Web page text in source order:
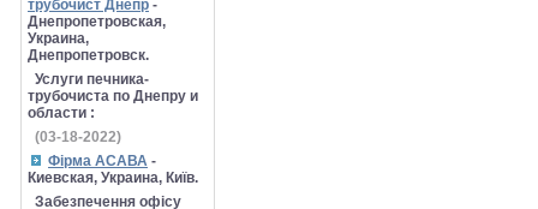
трубочист Днепр -
Днепропетровская,
Украина,
Днепропетровск.
Услуги печника-
трубочиста по Днепру и
области :
(03-18-2022)
Фірма АСАВА -
Киевская, Украина, Київ.
Забезпечення офісу